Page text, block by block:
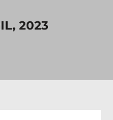
2023